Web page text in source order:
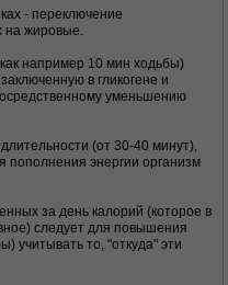
- переключение
на жировые.
например 10 мин ходьбы)
в гликогене и
уменьшению
(от 30-40 минут),
пополнения энергии организм
за день калорий (которое в
следует для повышения
учитывать то, "откуда" эти